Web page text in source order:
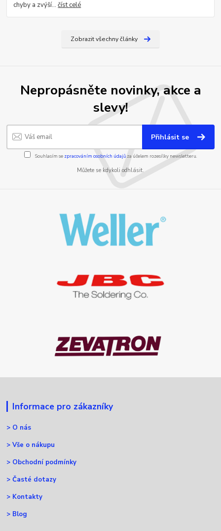
chyby a zvýší...číst celé
Zobrazit všechny články
Nepropásněte novinky, akce a
slevy!
Přihlásit se
Souhlasím se zpracováním osobních údajůza účelem rozesílky newsletteru.
Můžete se kdykoli odhlásit.
Informace pro zákazníky
> O nás
>Vše o nákupu
> Obchodní podmínky
>Časté dotazy
> Kontakty
> Blog